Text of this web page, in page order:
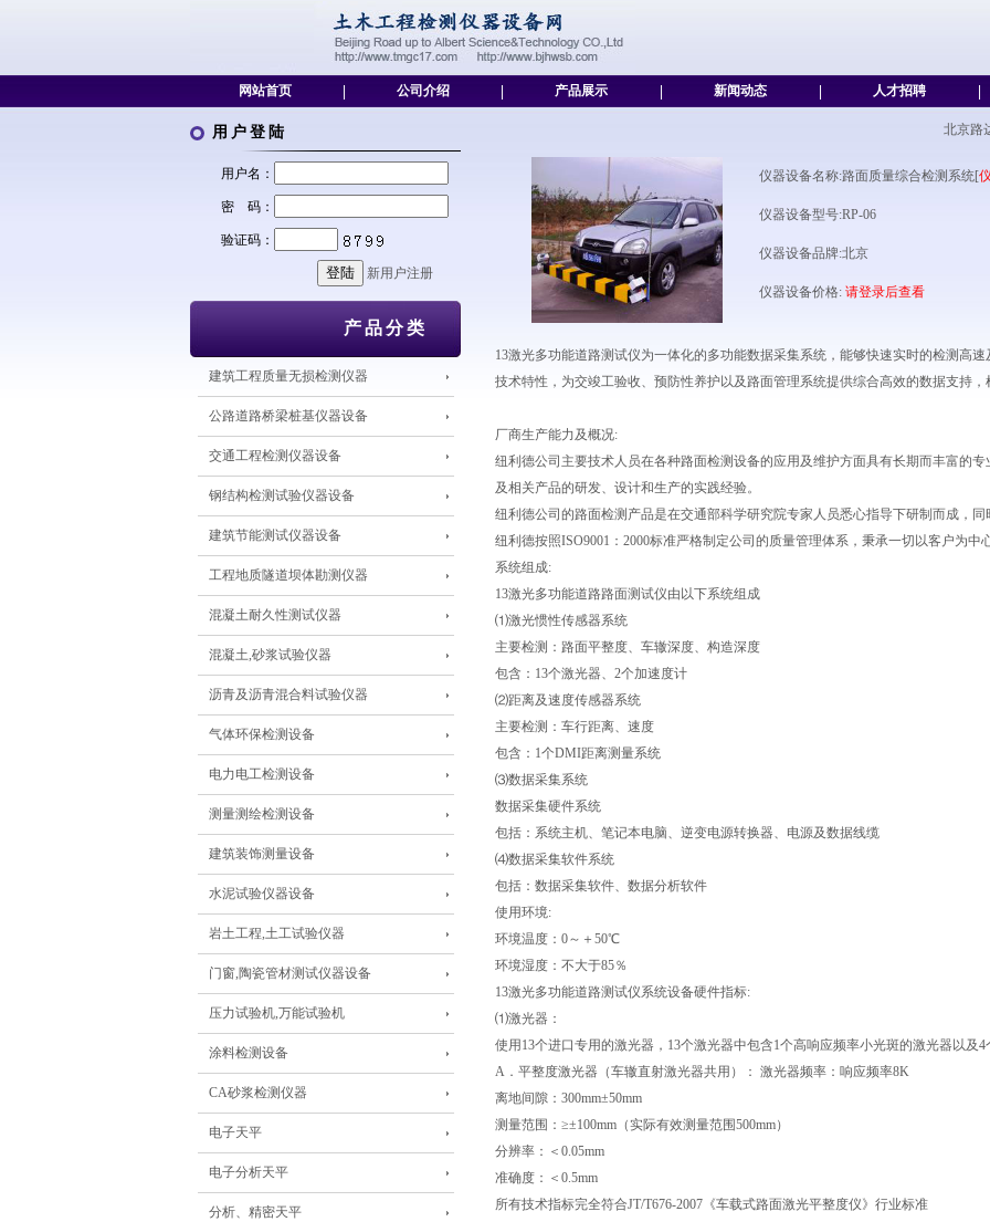
网站首页
公司介绍 产品展示 新闻动态 人才招聘
用户登陆
用户名：
密 码：
验证码：
新用户注册
产品分类
建筑工程质量无损检测仪器
公路道路桥梁桩基仪器设备
交通工程检测仪器设备
钢结构检测试验仪器设备
建筑节能测试仪器设备
工程地质隧道坝体勘测仪器
混凝土耐久性测试仪器
混凝土,砂浆试验仪器
沥青及沥青混合料试验仪器
气体环保检测设备
电力电工检测设备
测量测绘检测设备
建筑装饰测量设备
水泥试验仪器设备
岩土工程,土工试验仪器
门窗,陶瓷管材测试仪器设备
压力试验机,万能试验机
涂料检测设备
CA砂浆检测仪器
电子天平
电子分析天平
分析、精密天平
北京路
仪器设备名称:路面质量综合检测系统[
仪器设备型号:RP-06
仪器设备品牌:北京
仪器设备价格: 请登录后查看
13激光多功能道路测试仪为一体化的多功能数据采集系统，能够快速实时的检测高
技术特性，为交竣工验收、预防性养护以及路面管理系统提供综合高效的数据支持，
厂商生产能力及概况:
纽利德公司主要技术人员在各种路面检测设备的应用及维护方面具有长期而丰富的
及相关产品的研发、设计和生产的实践经验。
纽利德公司的路面检测产品是在交通部科学研究院专家人员悉心指导下研制而成，同
纽利德按照ISO9001：2000标准严格制定公司的质量管理体系，秉承一切以客户为中
系统组成:
13激光多功能道路路面测试仪由以下系统组成
⑴激光惯性传感器系统
主要检测：路面平整度、车辙深度、构造深度
包含：13个激光器、2个加速度计
⑵距离及速度传感器系统
主要检测：车行距离、速度
包含：1个DMI距离测量系统
⑶数据采集系统
数据采集硬件系统
包括：系统主机、笔记本电脑、逆变电源转换器、电源及数据线缆
⑷数据采集软件系统
包括：数据采集软件、数据分析软件
使用环境:
环境温度：0～＋50℃
环境湿度：不大于85％
13激光多功能道路测试仪系统设备硬件指标:
⑴激光器：
使用13个进口专用的激光器，13个激光器中包含1个高响应频率小光斑的激光器以及4
A．平整度激光器（车辙直射激光器共用）： 激光器频率：响应频率8K
离地间隙：300mm±50mm
测量范围：≥±100mm（实际有效测量范围500mm）
分辨率：＜0.05mm
准确度：＜0.5mm
所有技术指标完全符合JT/T676-2007《车载式路面激光平整度仪》行业标准